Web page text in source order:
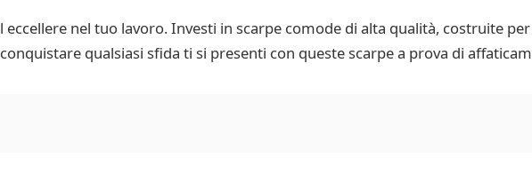
nel tuo lavoro. Investi in scarpe comode di alta qualità, costruite
qualsiasi sfida ti si presenti con queste scarpe a prova di